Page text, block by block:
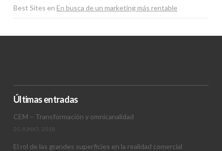
Best Sites en En busca de un marketing más rentable
Últimas entradas
CEM – Transformación y omnicanalidad
25 JUNIO, 2018
El rol de las grandes superficies en la realidad comercial